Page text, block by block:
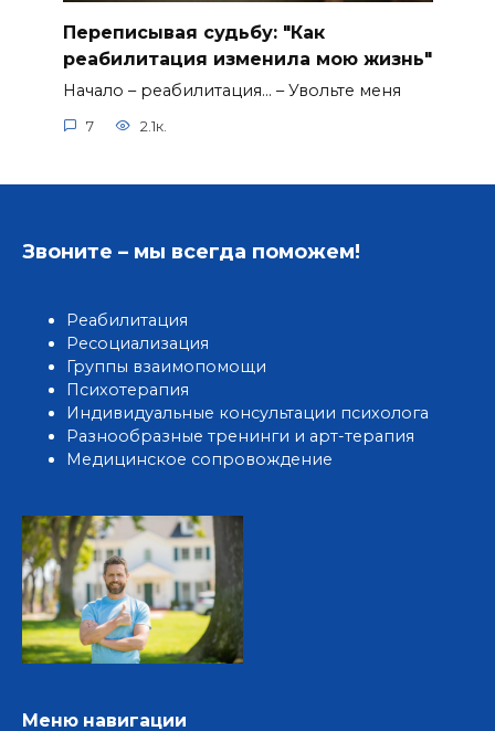
Переписывая судьбу: "Как
реабилитация изменила мою жизнь"
Начало – реабилитация… – Увольте меня
7 2.1к.
Звоните – мы всегда поможем!
Реабилитация
Ресоциализация
Группы взаимопомощи
Психотерапия
Индивидуальные консультации психолога
Разнообразные тренинги и арт-терапия
Медицинское сопровождение
Меню навигации